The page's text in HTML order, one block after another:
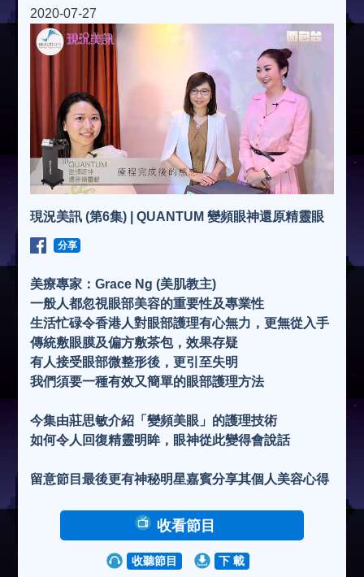
2020-07-27
現況美訊 (第6集) | QUANTUM 變頻眼神還原精靈眼
分享
美療專家：Grace Ng (美肌教主)
一般人都忽視眼部美容的重要性及專業性
生活忙碌令香港人對眼部護理有心無力，更無從入手
傳統敷眼膜及偏方敷茶包，效果存疑
有人接受眼部微整形後，更引至失明
我們須要一種有效又簡單的眼部護理方法
今集由莊思敏介紹「變頻美眼」的護理技術
如何令人回復精靈明眸，眼神從此變得會說話
留意節目最後更有神秘明星嘉賓分享其個人美容心得
收看節目
收聽節目 下 載